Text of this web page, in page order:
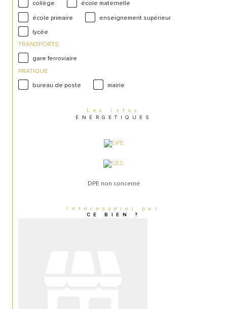
collège
école maternelle
école primaire
enseignement supérieur
lycée
TRANSPORTS
gare ferroviaire
PRATIQUE
bureau de poste
mairie
Les infos
ENERGETIQUES
DPE non concerné
Intéressé(e) par
CE BIEN ?